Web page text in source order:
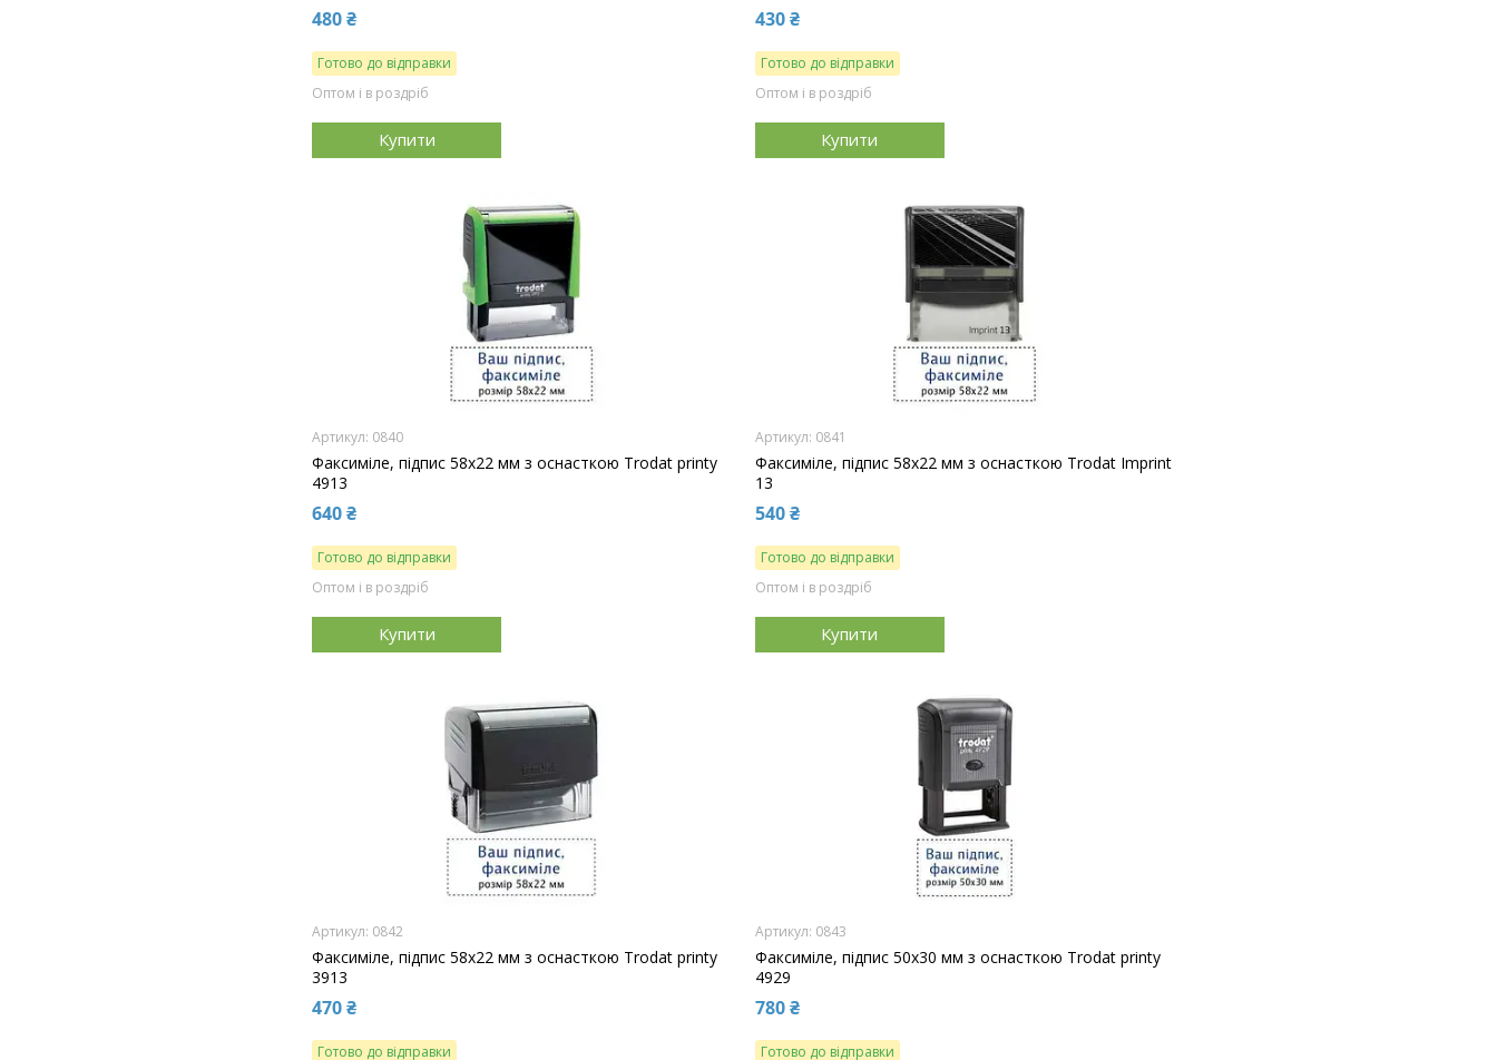
480 ₴
Готово до відправки
Оптом і в роздріб
Купити
430 ₴
Готово до відправки
Оптом і в роздріб
Купити
0840
Факсиміле, підпис 58x22 мм з оснасткою Trodat printy
4913
640 ₴
Готово до відправки
Оптом і в роздріб
Купити
0841
Факсиміле, підпис 58x22 мм з оснасткою Trodat Imprint
13
540 ₴
Готово до відправки
Оптом і в роздріб
Купити
0842
Факсиміле, підпис 58x22 мм з оснасткою Trodat printy
3913
470 ₴
Готово до відправки
0843
Факсиміле, підпис 50x30 мм з оснасткою Trodat printy
4929
780 ₴
Готово до відправки